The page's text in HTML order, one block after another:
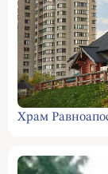
Храм